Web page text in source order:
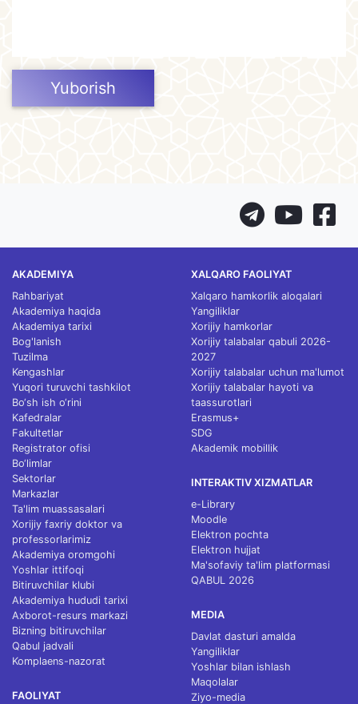
Yuborish
AKADEMIYA
Rahbariyat
Akademiya haqida
Akademiya tarixi
Bog'lanish
Tuzilma
Kengashlar
Yuqori turuvchi tashkilot
Bo‘sh ish o‘rini
Kafedralar
Fakultetlar
Registrator ofisi
Bo‘limlar
Sektorlar
Markazlar
Ta'lim muassasalari
Xorijiy faxriy doktor va
professorlarimiz
Akademiya oromgohi
Yoshlar ittifoqi
Bitiruvchilar klubi
Akademiya hududi tarixi
Axborot-resurs markazi
Bizning bitiruvchilar
Qabul jadvali
Komplaens-nazorat
FAOLIYAT
XALQARO FAOLIYAT
Xalqaro hamkorlik aloqalari
Yangiliklar
Xorijiy hamkorlar
Xorijiy talabalar qabuli 2026-
2027
Xorijiy talabalar uchun ma'lumot
Xorijiy talabalar hayoti va
taassurotlari
Erasmus+
SDG
Akademik mobillik
INTERAKTIV XIZMATLAR
e-Library
Moodle
Elektron pochta
Elektron hujjat
Ma'sofaviy ta'lim platformasi
QABUL 2026
MEDIA
Davlat dasturi amalda
Yangiliklar
Yoshlar bilan ishlash
Maqolalar
Ziyo-media